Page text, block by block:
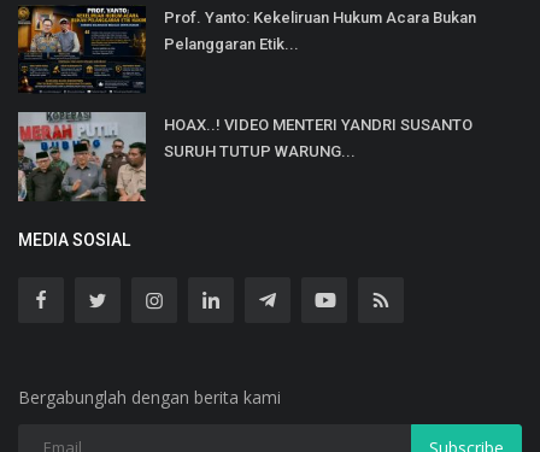
Prof. Yanto: Kekeliruan Hukum Acara Bukan
Pelanggaran Etik...
HOAX..! VIDEO MENTERI YANDRI SUSANTO
SURUH TUTUP WARUNG...
MEDIA SOSIAL
Bergabunglah dengan berita kami
Subscribe